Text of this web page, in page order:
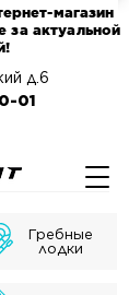
д.6
01
магазин
за актуальной
Гребные
лодки